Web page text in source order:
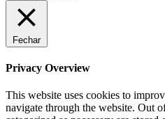
Fechar
Privacy Overview
This website uses cookies to
navigate through the website. Out